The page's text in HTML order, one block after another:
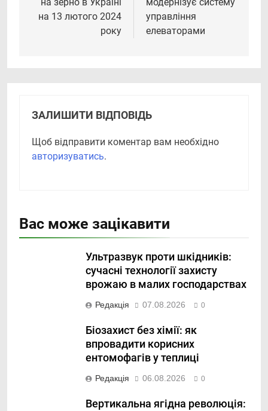
на зерно в Україні
на 13 лютого 2024
року
модернізує систему
управління
елеваторами
ЗАЛИШИТИ ВІДПОВІДЬ
Щоб відправити коментар вам необхідно
авторизуватись.
Вас може зацікавити
Ультразвук проти шкідників:
сучасні технології захисту
врожаю в малих господарствах
Редакція 07.08.2026 0
Біозахист без хімії: як
впровадити корисних
ентомофагів у теплиці
Редакція 06.08.2026 0
Вертикальна ягідна революція: